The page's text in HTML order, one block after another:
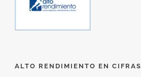
ALTO RENDIMIENTO EN CIFRAS